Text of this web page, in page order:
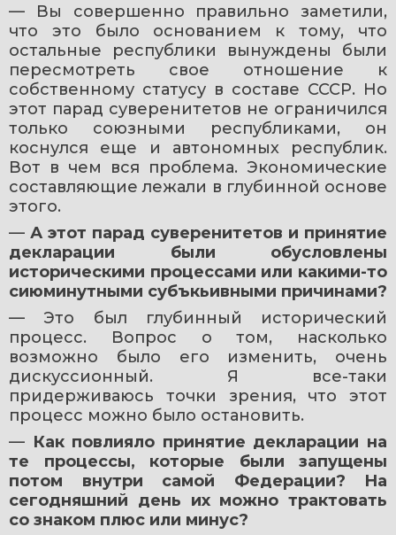
— Вы совершенно правильно заметили,
что это было основанием к тому, что
остальные республики вынуждены были
пересмотреть свое отношение к
собственному статусу в составе СССР. Но
этот парад суверенитетов не ограничился
только союзными республиками, он
коснулся еще и автономных республик.
Вот в чем вся проблема. Экономические
составляющие лежали в глубинной основе
этого.
— А этот парад суверенитетов и принятие
декларации были обусловлены
историческими процессами или какими-то
сиюминутными субъкьивными причинами?
— Это был глубинный исторический
процесс. Вопрос о том, насколько
возможно было его изменить, очень
дискуссионный. Я все-таки
придерживаюсь точки зрения, что этот
процесс можно было остановить.
— Как повлияло принятие декларации на
те процессы, которые были запущены
потом внутри самой Федерации? На
сегодняшний день их можно трактовать
со знаком плюс или минус?